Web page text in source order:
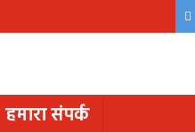
हमारा संपर्क